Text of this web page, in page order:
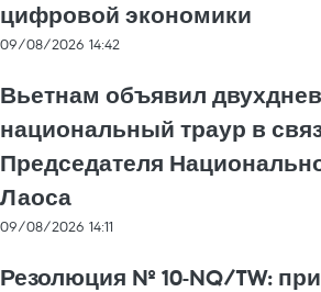
цифровой экономики
09/08/2026 14:42
Вьетнам объявил
национальный траур в
Председателя
Лаоса
09/08/2026 14:11
Резолюция № 10-NQ/TW: